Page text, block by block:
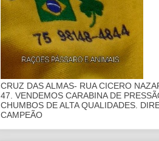
CRUZ DAS ALMAS- RUA CICERO
47. VENDEMOS CARABINA DE
CHUMBOS DE ALTA QUALIDADES.
CAMPEÃO